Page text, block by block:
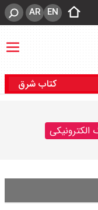
EN
AR
کتاب شرق
الکترونیکی